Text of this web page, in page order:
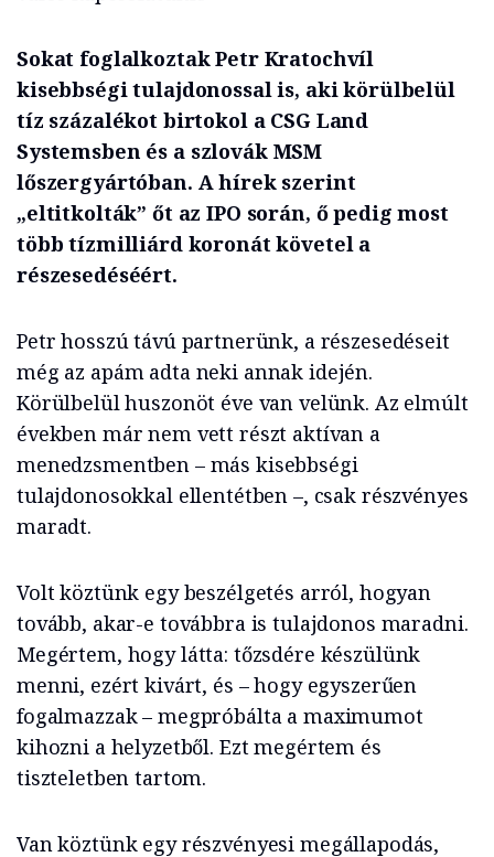
Sokat foglalkoztak Petr Kratochvíl
kisebbségi tulajdonossal is, aki körülbelül
tíz százalékot birtokol a CSG Land
Systemsben és a szlovák MSM
lőszergyártóban. A hírek szerint
„eltitkolták” őt az IPO során, ő pedig most
több tízmilliárd koronát követel a
részesedéséért.
Petr hosszú távú partnerünk, a részesedéseit
még az apám adta neki annak idején.
Körülbelül huszonöt éve van velünk. Az elmúlt
években már nem vett részt aktívan a
menedzsmentben – más kisebbségi
tulajdonosokkal ellentétben –, csak részvényes
maradt.
Volt köztünk egy beszélgetés arról, hogyan
tovább, akar-e továbbra is tulajdonos maradni.
Megértem, hogy látta: tőzsdére készülünk
menni, ezért kivárt, és – hogy egyszerűen
fogalmazzak – megpróbálta a maximumot
kihozni a helyzetből. Ezt megértem és
tiszteletben tartom.
Van köztünk egy részvényesi megállapodás,